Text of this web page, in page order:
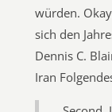
würden.
sich den
Dennis C.
Iran